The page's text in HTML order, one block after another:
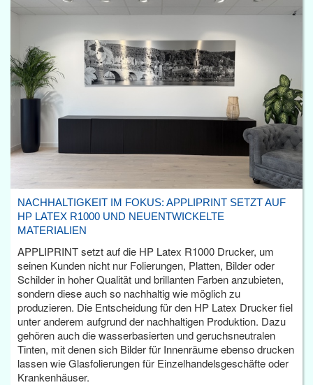
NACHHALTIGKEIT IM FOKUS: APPLIPRINT SETZT AUF
HP LATEX R1000 UND NEUENTWICKELTE
MATERIALIEN
APPLIPRINT setzt auf die HP Latex R1000 Drucker, um
seinen Kunden nicht nur Folierungen, Platten, Bilder oder
Schilder in hoher Qualität und brillanten Farben anzubieten,
sondern diese auch so nachhaltig wie möglich zu
produzieren. Die Entscheidung für den HP Latex Drucker fiel
unter anderem aufgrund der nachhaltigen Produktion. Dazu
gehören auch die wasserbasierten und geruchsneutralen
Tinten, mit denen sich Bilder für Innenräume ebenso drucken
lassen wie Glasfolierungen für Einzelhandelsgeschäfte oder
Krankenhäuser.